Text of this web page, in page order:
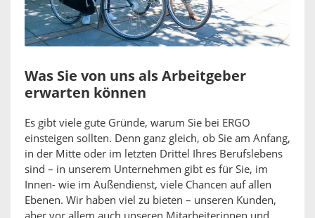
Was Sie von uns als Arbeitgeber
erwarten können
Es gibt viele gute Gründe, warum Sie bei ERGO
einsteigen sollten. Denn ganz gleich, ob Sie am Anfang,
in der Mitte oder im letzten Drittel Ihres Berufslebens
sind – in unserem Unternehmen gibt es für Sie, im
Innen- wie im Außendienst, viele Chancen auf allen
Ebenen. Wir haben viel zu bieten – unseren Kunden,